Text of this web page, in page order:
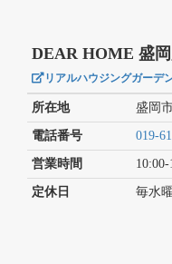
DEAR HOME 盛
リアルハウジングガーデ
所在地 盛岡
電話番号 019-
営業時間 10:00-
定休日 毎水曜